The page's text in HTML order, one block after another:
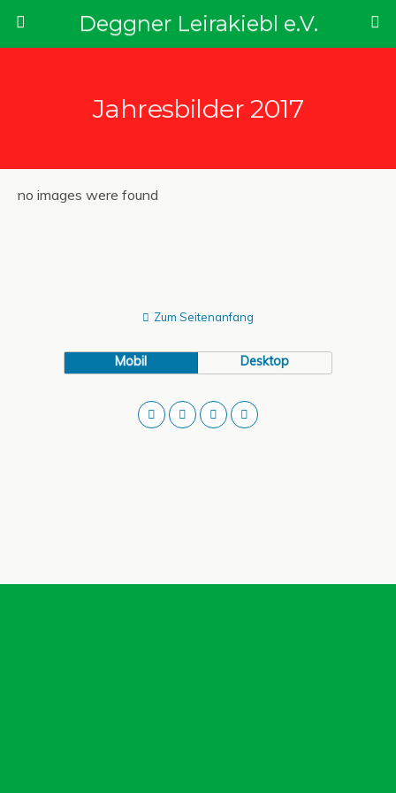
Deggner Leirakiebl e.V.
Jahresbilder 2017
no images were found
Zum Seitenanfang
Mobil Desktop